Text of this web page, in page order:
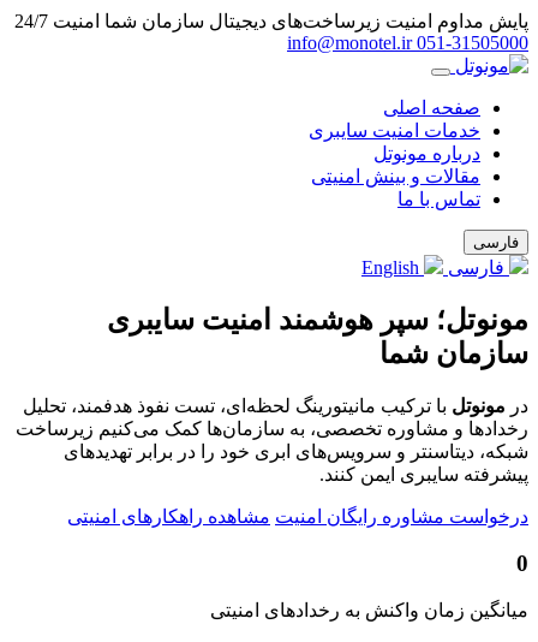
پایش مداوم امنیت زیرساخت‌های دیجیتال سازمان شما امنیت 24/7
info@monotel.ir 051‑31505000
صفحه اصلی
خدمات امنیت سایبری
درباره مونوتل
مقالات و بینش امنیتی
تماس با ما
فارسی
فارسی
مونوتل؛ سپر هوشمند امنیت سایبری
سازمان شما
در مونوتل با ترکیب مانیتورینگ لحظه‌ای، تست نفوذ هدفمند، تحلیل
رخدادها و مشاوره تخصصی، به سازمان‌ها کمک می‌کنیم زیرساخت
شبکه، دیتاسنتر و سرویس‌های ابری خود را در برابر تهدیدهای
پیشرفته سایبری ایمن کنند.
درخواست مشاوره رایگان امنیت مشاهده راهکارهای امنیتی
0
میانگین زمان واکنش به رخدادهای امنیتی